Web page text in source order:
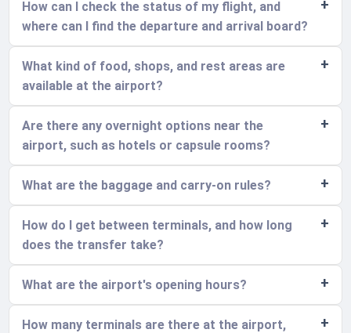
How can I check the status of my flight, and
where can I find the departure and arrival board?
What kind of food, shops, and rest areas are
available at the airport?
Are there any overnight options near the
airport, such as hotels or capsule rooms?
What are the baggage and carry-on rules?
How do I get between terminals, and how long
does the transfer take?
What are the airport's opening hours?
How many terminals are there at the airport,